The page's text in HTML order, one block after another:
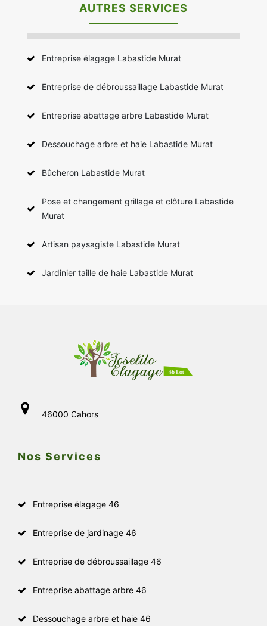
AUTRES SERVICES
Entreprise élagage Labastide Murat
Entreprise de débroussaillage Labastide Murat
Entreprise abattage arbre Labastide Murat
Dessouchage arbre et haie Labastide Murat
Bûcheron Labastide Murat
Pose et changement grillage et clôture Labastide
Murat
Artisan paysagiste Labastide Murat
Jardinier taille de haie Labastide Murat
46000 Cahors
Nos Services
Entreprise élagage 46
Entreprise de jardinage 46
Entreprise de débroussaillage 46
Entreprise abattage arbre 46
Dessouchage arbre et haie 46